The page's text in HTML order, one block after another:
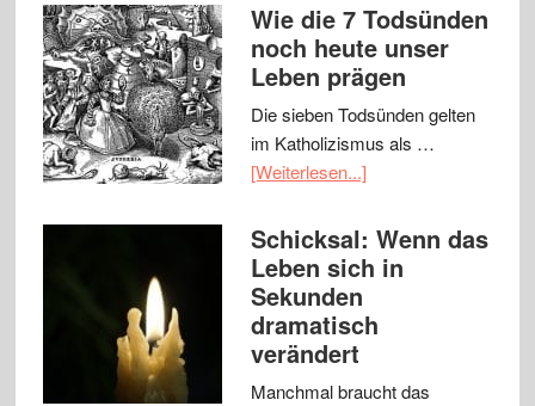
Wie die 7 Todsünden
noch heute unser
Leben prägen
Die sieben Todsünden gelten
im Katholizismus als …
[Weiterlesen...]
Schicksal: Wenn das
Leben sich in
Sekunden
dramatisch
verändert
Manchmal braucht das